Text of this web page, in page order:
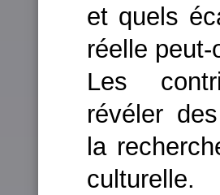
et quels
réelle
Les
révéler
la
culturelle.